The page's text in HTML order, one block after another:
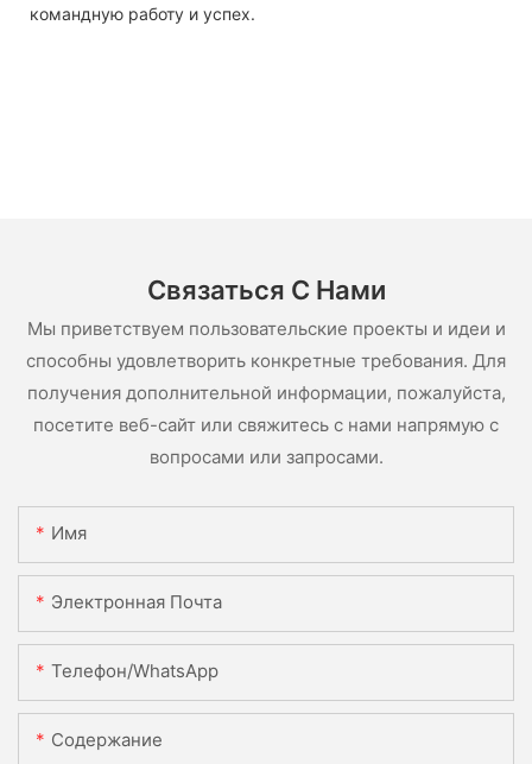
командную работу и успех.
Связаться С Нами
Мы приветствуем пользовательские проекты и идеи и
способны удовлетворить конкретные требования. Для
получения дополнительной информации, пожалуйста,
посетите веб-сайт или свяжитесь с нами напрямую с
вопросами или запросами.
Имя
Электронная Почта
Телефон/WhatsApp
Содержание